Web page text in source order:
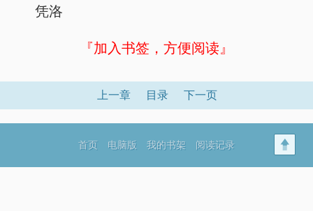
凭洛
『加入书签，方便阅读』
上一章 目录 下一页
首页 电脑版 我的书架 阅读记录